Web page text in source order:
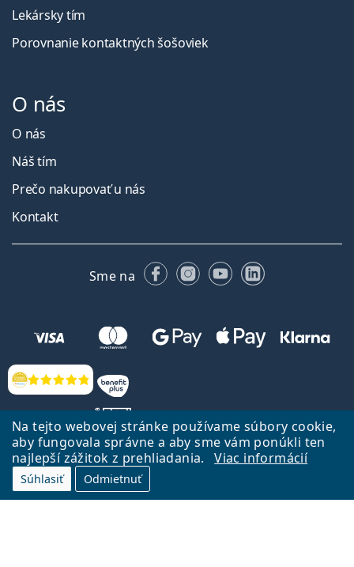
Na tejto webovej stránke používame súbory cookie,
aby fungovala správne a aby sme vám ponúkli ten
najlepší zážitok z prehliadania.
Viac informácií
Súhlasiť Odmietnuť
Hodnotenia
Lekársky tím
Porovnanie kontaktných šošoviek
O nás
O nás
Náš tím
Prečo nakupovať u nás
Kontakt
Sme na FacebookuInstagrame
YouTubeLinkedIn
Späť na Úvodnu stránku
Lentiamo.sk vlastní a prevádzkuje spoločnosť Lentiamo s.r.o., Česká